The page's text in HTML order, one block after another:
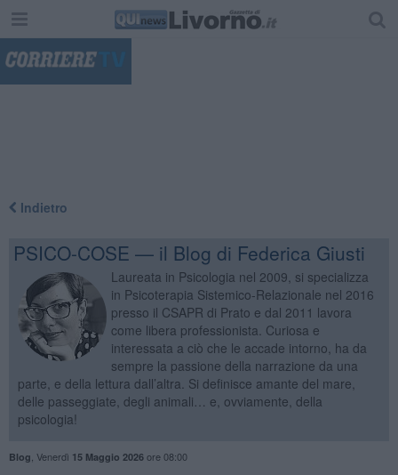
Indietro
PSICO-COSE — il Blog di Federica Giusti
Laureata in Psicologia nel 2009, si specializza
in Psicoterapia Sistemico-Relazionale nel 2016
presso il CSAPR di Prato e dal 2011 lavora
come libera professionista. Curiosa e
interessata a ciò che le accade intorno, ha da
sempre la passione della narrazione da una
parte, e della lettura dall’altra. Si definisce amante del mare,
delle passeggiate, degli animali… e, ovviamente, della
psicologia!
Blog Venerdì 15 Maggio 2026ore 08:00